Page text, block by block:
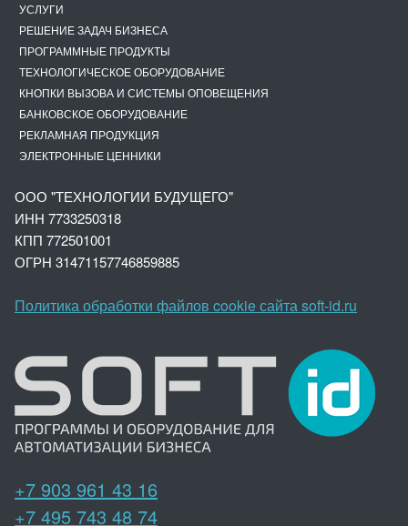
УСЛУГИ
РЕШЕНИЕ ЗАДАЧ БИЗНЕСА
ПРОГРАММНЫЕ ПРОДУКТЫ
ТЕХНОЛОГИЧЕСКОЕ ОБОРУДОВАНИЕ
КНОПКИ ВЫЗОВА И СИСТЕМЫ ОПОВЕЩЕНИЯ
БАНКОВСКОЕ ОБОРУДОВАНИЕ
РЕКЛАМНАЯ ПРОДУКЦИЯ
ЭЛЕКТРОННЫЕ ЦЕННИКИ
ООО "ТЕХНОЛОГИИ БУДУЩЕГО"
ИНН 7733250318
КПП 772501001
ОГРН 31471157746859885
Политика обработки файлов cookie сайта soft-id.ru
+7 903 961 43 16
+7 495 743 48 74